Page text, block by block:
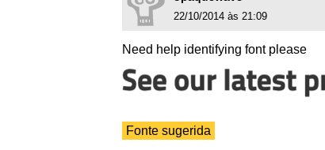
22/10/2014 às 21:09
Need help identifying font please
Fonte sugerida